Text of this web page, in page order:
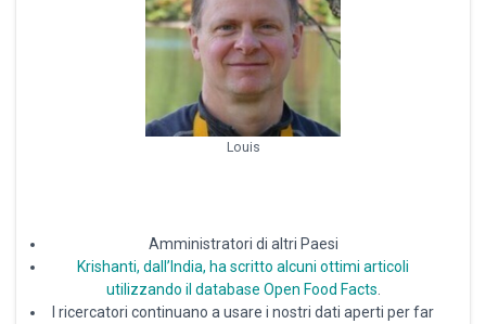
Louis
Amministratori di altri Paesi
Krishanti, dall’India, ha scritto alcuni ottimi articoli
utilizzando il database Open Food Facts
I ricercatori continuano a usare i nostri dati aperti per far